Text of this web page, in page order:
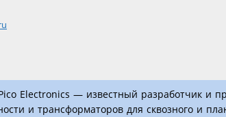
Electronics — известный разработчик и
и трансформаторов для сквозного и